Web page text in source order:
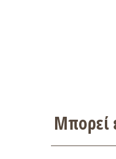
Μπορεί